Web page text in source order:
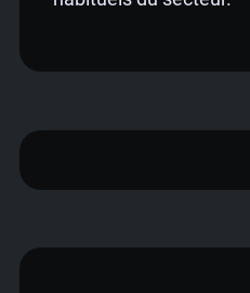
Repoussez les